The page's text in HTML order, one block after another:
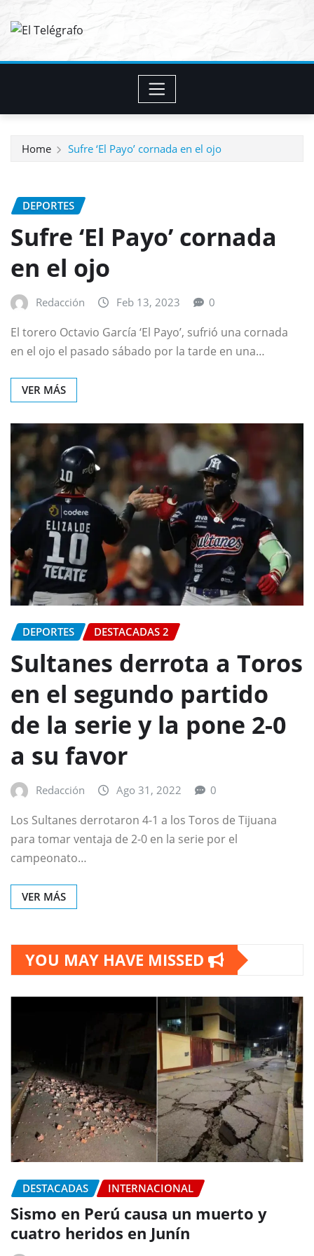
Home Sufre ‘El Payo’ cornada en el ojo
DEPORTES
Sufre ‘El Payo’ cornada
en el ojo
Redacción Feb 13, 2023 0
El torero Octavio García ‘El Payo’, sufrió una cornada
en el ojo el pasado sábado por la tarde en una…
VER MÁS
DEPORTES DESTACADAS 2
Sultanes derrota a Toros
en el segundo partido
de la serie y la pone 2-0
a su favor
Redacción Ago 31, 2022 0
Los Sultanes derrotaron 4-1 a los Toros de Tijuana
para tomar ventaja de 2-0 en la serie por el
campeonato…
VER MÁS
YOU MAY HAVE MISSED
DESTACADAS INTERNACIONAL
Sismo en Perú causa un muerto y
cuatro heridos en Junín